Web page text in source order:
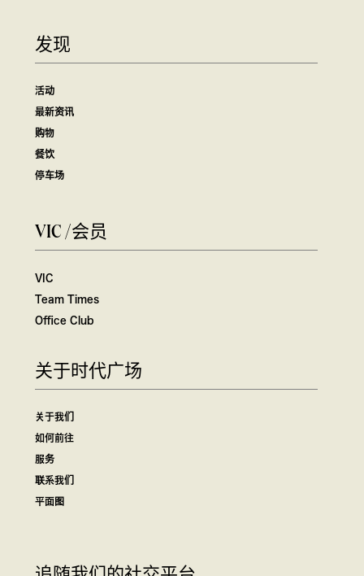
发现
活动
最新资讯
购物
餐饮
停车场
VIC /会员
VIC
Team Times
Office Club
关于时代广场
关于我们
如何前往
服务
联系我们
平面图